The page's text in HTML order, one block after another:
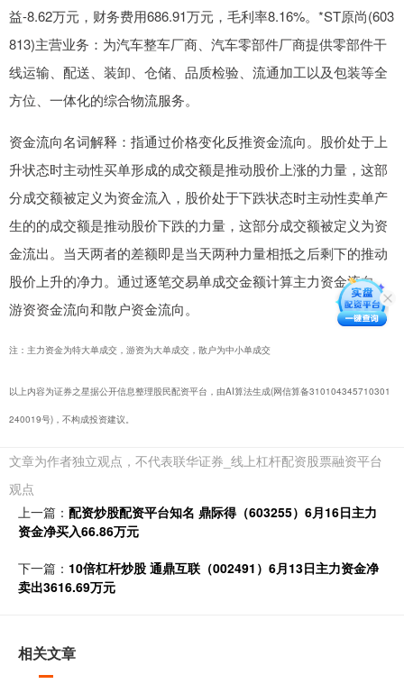
益-8.62万元，财务费用686.91万元，毛利率8.16%。*ST原尚(603
813)主营业务：为汽车整车厂商、汽车零部件厂商提供零部件干
线运输、配送、装卸、仓储、品质检验、流通加工以及包装等全
方位、一体化的综合物流服务。
资金流向名词解释：指通过价格变化反推资金流向。股价处于上
升状态时主动性买单形成的成交额是推动股价上涨的力量，这部
分成交额被定义为资金流入，股价处于下跌状态时主动性卖单产
生的的成交额是推动股价下跌的力量，这部分成交额被定义为资
金流出。当天两者的差额即是当天两种力量相抵之后剩下的推动
股价上升的净力。通过逐笔交易单成交金额计算主力资金流向、
游资资金流向和散户资金流向。
注：主力资金为特大单成交，游资为大单成交，散户为中小单成交
以上内容为证券之星据公开信息整理股民配资平台，由AI算法生成(网信算备310104345710301
240019号)，不构成投资建议。
文章为作者独立观点，不代表联华证券_线上杠杆配资股票融资平台
观点
上一篇： 配资炒股配资平台知名 鼎际得（603255）6月16日主力
资金净买入66.86万元
下一篇： 10倍杠杆炒股 通鼎互联（002491）6月13日主力资金净
卖出3616.69万元
相关文章